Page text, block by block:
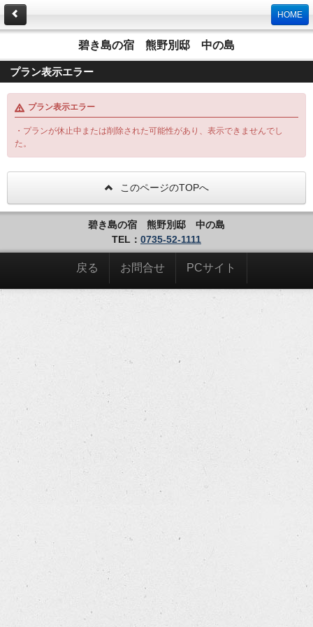
HOME
碧き島の宿 熊野別邸 中の島
プラン表示エラー
プラン表示エラー
・プランが休止中または削除された可能性があり、表示できませんでし
た。
このページのTOPへ
碧き島の宿 熊野別邸 中の島
TEL： 0735-52-1111
戻る お問合せ PCサイト